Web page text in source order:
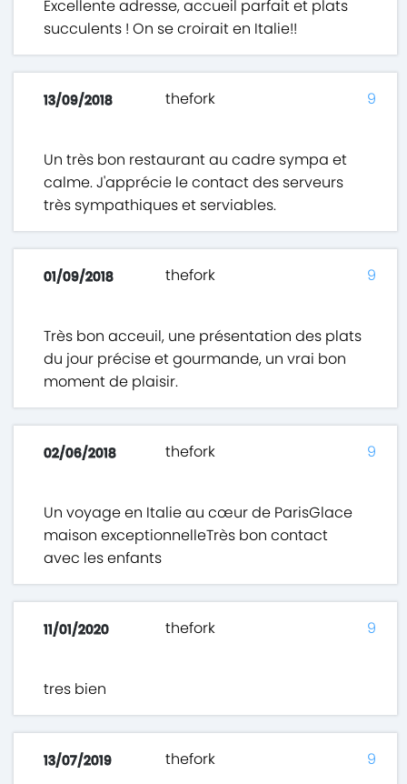
Excellente adresse, accueil parfait et plats
succulents ! On se croirait en Italie!!
13/09/2018 thefork
Un très bon restaurant au cadre sympa et
calme. J'apprécie le contact des serveurs
très sympathiques et serviables.
9
01/09/2018 thefork
Très bon acceuil, une présentation des plats
du jour précise et gourmande, un vrai bon
moment de plaisir.
9
02/06/2018 thefork
Un voyage en Italie au cœur de ParisGlace
maison exceptionnelleTrès bon contact
avec les enfants
9
11/01/2020 thefork
tres bien
9
13/07/2019 thefork 9